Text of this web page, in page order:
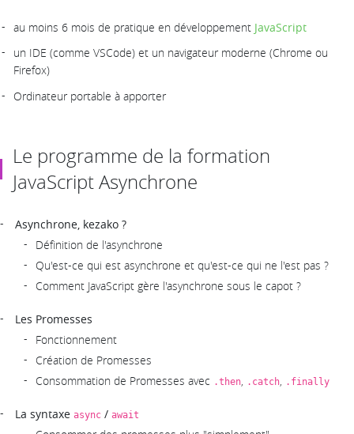
au moins 6 mois de pratique en développement JavaScript
un IDE (comme VSCode) et un navigateur moderne (Chrome ou
Firefox)
Ordinateur portable à apporter
Le programme de la formation
JavaScript Asynchrone
Asynchrone, kezako ?
Définition de l'asynchrone
Qu'est-ce qui est asynchrone et qu'est-ce qui ne l'est pas ?
Comment JavaScript gère l'asynchrone sous le capot ?
Les Promesses
Fonctionnement
Création de Promesses
Consommation de Promesses avec .then .catch .finally
La syntaxe async / await